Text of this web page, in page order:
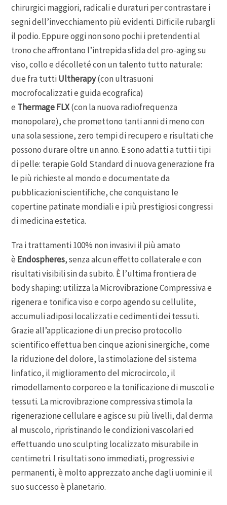
chirurgici maggiori, radicali e duraturi per contrastare i
segni dell’invecchiamento più evidenti. Difficile rubargli
il podio. Eppure oggi non sono pochi i pretendenti al
trono che affrontano l’intrepida sfida del pro-aging su
viso, collo e décolleté con un talento tutto naturale:
due fra tuttiUltherapy(con ultrasuoni
mocrofocalizzati e guida ecografica)
e ThermageFLX(con la nuova radiofrequenza
monopolare), che promettono tanti anni di meno con
una sola sessione, zero tempi di recupero e risultati che
possono durare oltre un anno. E sono adatti a tutti i tipi
di pelle: terapie Gold Standard di nuova generazione fra
le più richieste al mondo e documentate da
pubblicazioni scientifiche, che conquistano le
copertine patinate mondiali e i più prestigiosi congressi
di medicina estetica.
Tra i trattamenti 100% non invasivi il più amato
è Endospheres, senza alcun effetto collaterale e con
risultati visibili sin da subito. È l’ultima frontiera de
body shaping: utilizza la Microvibrazione Compressiva e
rigenera e tonifica viso e corpo agendo su cellulite,
accumuli adiposi localizzati e cedimenti dei tessuti.
Grazie all’applicazione di un preciso protocollo
scientifico effettua ben cinque azioni sinergiche, come
la riduzione del dolore, la stimolazione del sistema
linfatico, il miglioramento del microcircolo, il
rimodellamento corporeo e la tonificazione di muscoli e
tessuti. La microvibrazione compressiva stimola la
rigenerazione cellulare e agisce su più livelli, dal derma
al muscolo, ripristinando le condizioni vascolari ed
effettuando uno sculpting localizzato misurabile in
centimetri. I risultati sono immediati, progressivi e
permanenti, è molto apprezzato anche dagli uomini e il
suo successo è planetario.